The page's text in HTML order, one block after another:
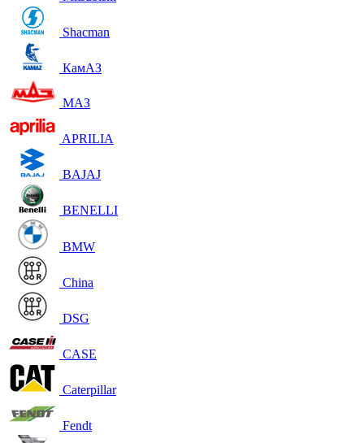
Shacman
КамАЗ
МАЗ
APRILIA
BAJAJ
BENELLI
BMW
China
DSG
CASE
Caterpillar
Fendt